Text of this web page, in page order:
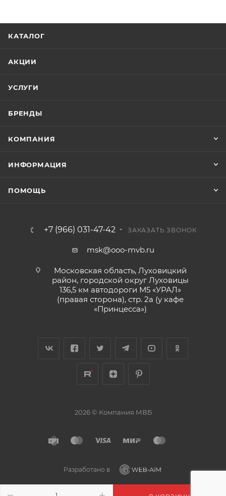
КАТАЛОГ
АКЦИИ
УСЛУГИ
БРЕНДЫ
КОМПАНИЯ
ИНФОРМАЦИЯ
ПОМОЩЬ
+7 (966) 031-47-42 ЗАКАЗАТЬ ЗВОНОК
msk@ooo-mvb.ru
Московская область, Луховицкий
район, городской округ Луховицы
136,5 км автодороги М5 «УРАЛ»
(правая сторона), стр. 2а (у кафе
«‎Принцесса»)
2026 © Компания МВБ
Разработано в